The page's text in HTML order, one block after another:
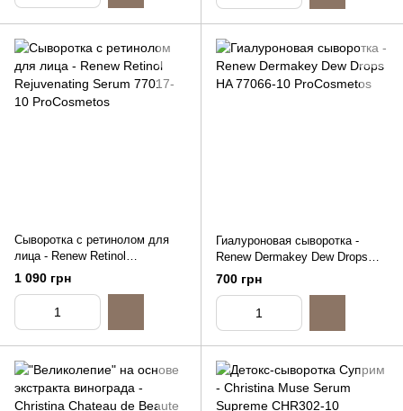
Cыворотка с ретинолом для
лица - Renew Retinol
Rejuvenating Serum, 10ml
(распив)
1 090 грн
Гиалуроновая сыворотка -
Renew Dermakey Dew Drops
HA, 10ml (распив)
700 грн